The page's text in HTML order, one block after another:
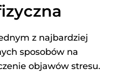
z najbardziej
sposobów na
objawów stresu.